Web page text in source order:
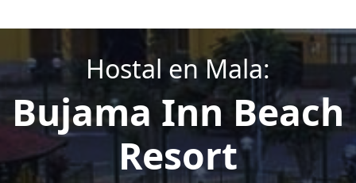
Hostal en Mala:
Bujama Inn Beach
Resort